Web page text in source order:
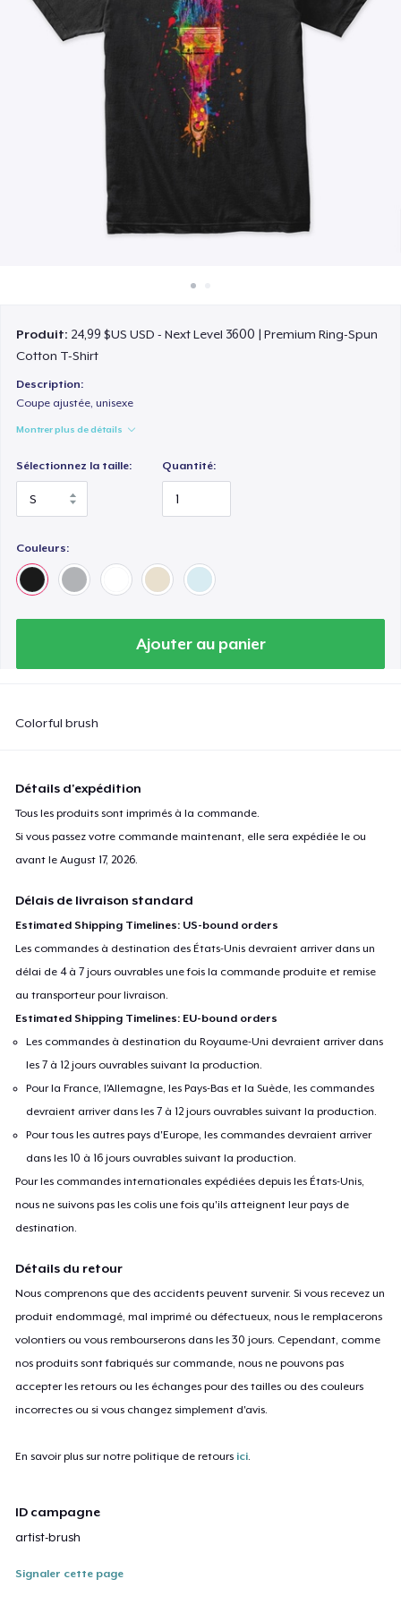
Vendez partout
Vendre n'importe quoi
Produit: 24,99 $US USD - Next Level 3600 | Premium Ring-Spun
Cotton T-Shirt
Description:
Coupe ajustée, unisexe
Montrer plus de détails
Sélectionnez la taille: Quantité:
Couleurs:
Ajouter au panier
Colorful brush
Détails d'expédition
Tous les produits sont imprimés à la commande.
Si vous passez votre commande maintenant, elle sera expédiée le ou
avant leAugust 17, 2026
Délais de livraison standard
Estimated Shipping Timelines: US-bound orders
Les commandes à destination des États-Unis devraient arriver dans un
délai de 4 à 7 jours ouvrables une fois la commande produite et remise
au transporteur pour livraison.
Estimated Shipping Timelines: EU-bound orders
Les commandes à destination du Royaume-Uni devraient arriver dans
les 7 à 12 jours ouvrables suivant la production.
Pour la France, l'Allemagne, les Pays-Bas et la Suède, les commandes
devraient arriver dans les 7 à 12 jours ouvrables suivant la production.
Pour tous les autres pays d'Europe, les commandes devraient arriver
dans les 10 à 16 jours ouvrables suivant la production.
Pour les commandes internationales expédiées depuis les États-Unis,
nous ne suivons pas les colis une fois qu'ils atteignent leur pays de
destination.
Détails du retour
Nous comprenons que des accidents peuvent survenir. Si vous recevez un
produit endommagé, mal imprimé ou défectueux, nous le remplacerons
volontiers ou vous rembourserons dans les 30 jours. Cependant, comme
nos produits sont fabriqués sur commande, nous ne pouvons pas
accepter les retours ou les échanges pour des tailles ou des couleurs
incorrectes ou si vous changez simplement d'avis.
En savoir plus sur notre politique de retours ici
ID campagne
artist-brush
Signaler cette page